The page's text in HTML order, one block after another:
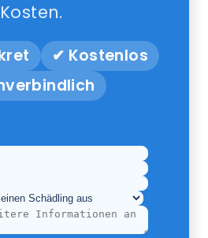
Kosten.
✔ Kostenlos